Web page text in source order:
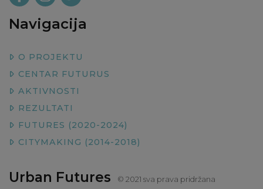
Navigacija
O PROJEKTU
CENTAR FUTURUS
AKTIVNOSTI
REZULTATI
FUTURES (2020-2024)
CITYMAKING (2014-2018)
Urban Futures © 2021 sva prava pridržana